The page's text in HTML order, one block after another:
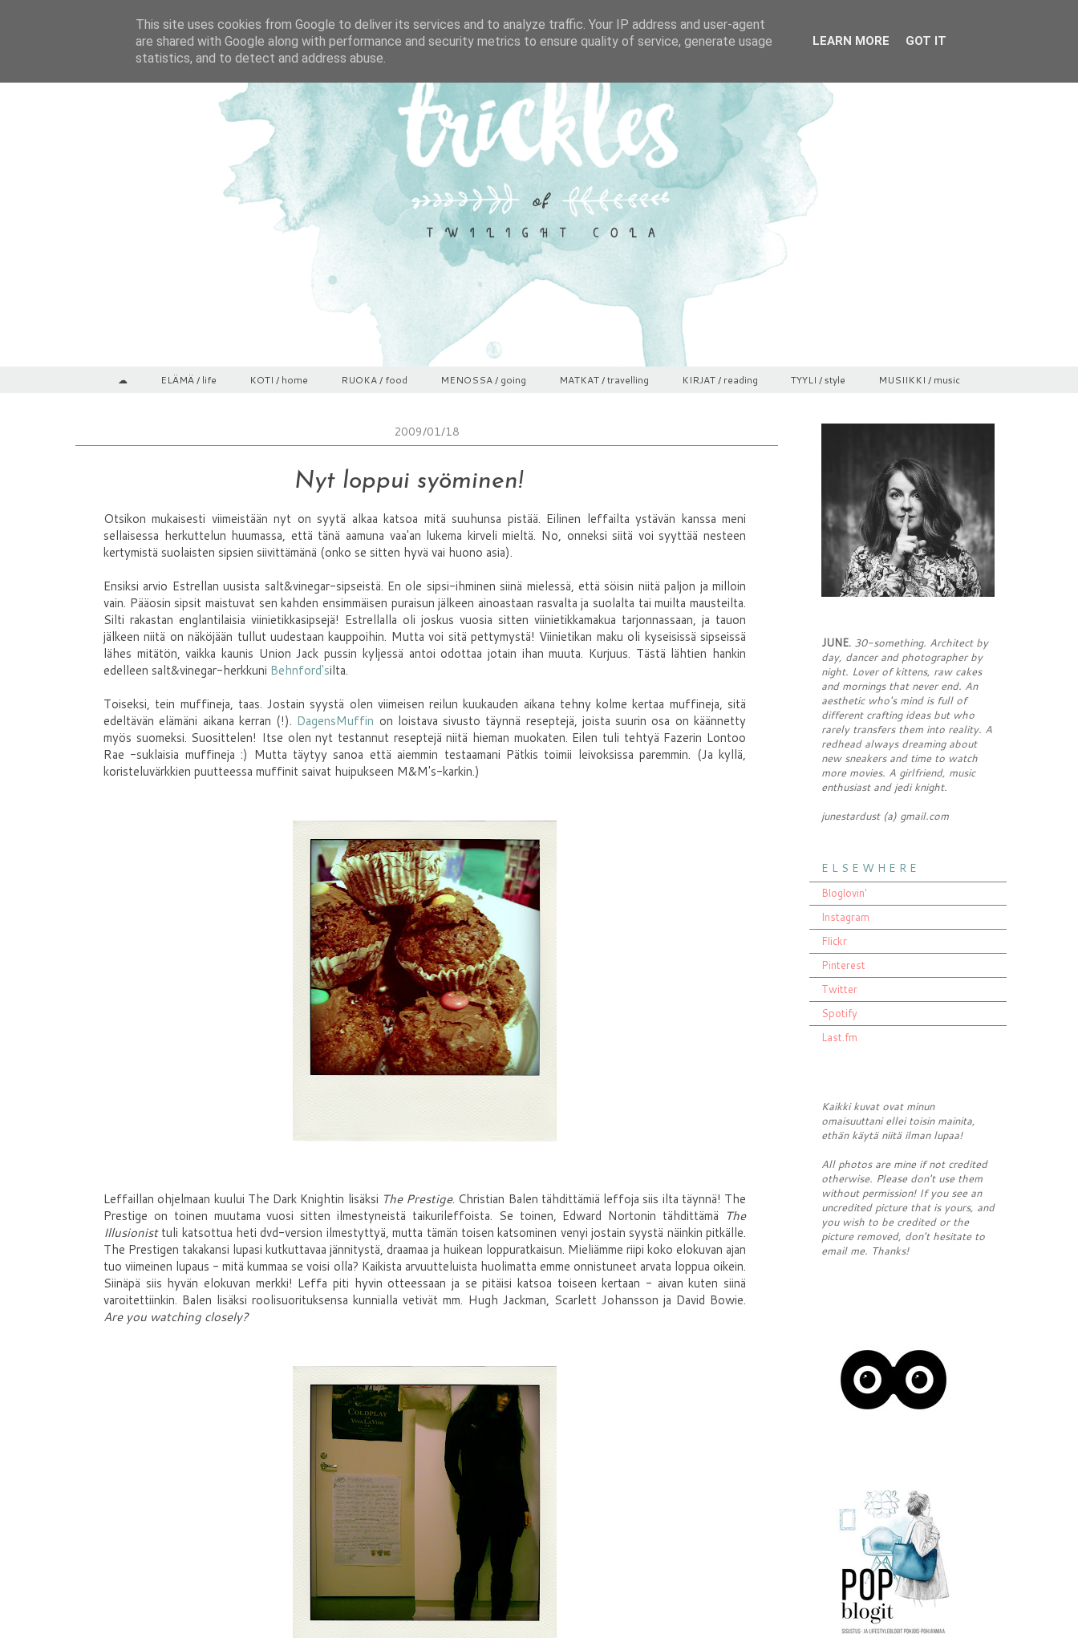
☁ ELÄMÄ / life KOTI / home RUOKA / food MENOSSA / going MATKAT / travelling KIRJAT / reading TYYLI / style MUSIIKKI / music
2009/01/18
Nyt loppui syöminen!
Otsikon mukaisesti viimeistään nyt on syytä alkaa katsoa mitä suuhunsa pistää. Eilinen leffailta ystävän kanssa meni
sellaisessa herkuttelun huumassa, että tänä aamuna vaa'an lukema kirveli mieltä. No, onneksi siitä voi syyttää nesteen
kertymistä suolaisten sipsien siivittämänä (onko se sitten hyvä vai huono asia).
Ensiksi arvio Estrellan uusista salt&vinegar-sipseistä. En ole sipsi-ihminen siinä mielessä, että söisin niitä paljon ja milloin
vain. Pääosin sipsit maistuvat sen kahden ensimmäisen puraisun jälkeen ainoastaan rasvalta ja suolalta tai muilta mausteilta.
Silti rakastan englantilaisia viinietikkasipsejä! Estrellalla oli joskus vuosia sitten viinietikkamakua tarjonnassaan, ja tauon
jälkeen niitä on näköjään tullut uudestaan kauppoihin. Mutta voi sitä pettymystä! Viinietikan maku oli kyseisissä sipseissä
lähes mitätön, vaikka kaunis Union Jack pussin kyljessä antoi odottaa jotain ihan muuta. Kurjuus. Tästä lähtien hankin
edelleen salt&vinegar-herkkuni Behnford'silta.
Toiseksi, tein muffineja, taas. Jostain syystä olen viimeisen reilun kuukauden aikana tehny kolme kertaa muffineja, sitä
edeltävän elämäni aikana kerran (!). DagensMuffin on loistava sivusto täynnä reseptejä, joista suurin osa on käännetty
myös suomeksi. Suosittelen! Itse olen nyt testannut reseptejä niitä hieman muokaten. Eilen tuli tehtyä Fazerin Lontoo
Rae -suklaisia muffineja :) Mutta täytyy sanoa että aiemmin testaamani Pätkis toimii leivoksissa paremmin. (Ja kyllä,
koristeluvärkkien puutteessa muffinit saivat huipukseen M&M's-karkin.)
Leffaillan ohjelmaan kuului The Dark Knightin lisäksi The Prestige. Christian Balen tähdittämiä leffoja siis ilta täynnä! The
Prestige on toinen muutama vuosi sitten ilmestyneistä taikurileffoista. Se toinen, Edward Nortonin tähdittämä The
Illusionisttuli katsottua heti dvd-version ilmestyttyä, mutta tämän toisen katsominen venyi jostain syystä näinkin pitkälle.
The Prestigen takakansi lupasi kutkuttavaa jännitystä, draamaa ja huikean loppuratkaisun. Mieliämme riipi koko elokuvan ajan
tuo viimeinen lupaus - mitä kummaa se voisi olla? Kaikista arvuutteluista huolimatta emme onnistuneet arvata loppua oikein.
Siinäpä siis hyvän elokuvan merkki! Leffa piti hyvin otteessaan ja se pitäisi katsoa toiseen kertaan - aivan kuten siinä
varoitettiinkin. Balen lisäksi roolisuorituksensa kunnialla vetivät mm. Hugh Jackman, Scarlett Johansson ja David Bowie.
Are you watching closely?
JUNE. 30-something. Architect by
day, dancer and photographer by
night. Lover of kittens, raw cakes
and mornings that never end. An
aesthetic who's mind is full of
different crafting ideas but who
rarely transfers them into reality. A
redhead always dreaming about
new sneakers and time to watch
more movies. A girlfriend, music
enthusiast and jedi knight.
junestardust (a) gmail.com
E L S E W H E R E
Bloglovin'
Instagram
Flickr
Pinterest
Twitter
Spotify
Last.fm
Kaikki kuvat ovat minun
omaisuuttani ellei toisin mainita,
ethän käytä niitä ilman lupaa!
All photos are mine if not credited
otherwise. Please don't use them
without permission! If you see an
uncredited picture that is yours, and
you wish to be credited or the
picture removed, don't hesitate to
email me. Thanks!
This site uses cookies from Google to deliver its services and to analyze traffic. Your IP address and user-agent
are shared with Google along with performance and security metrics to ensure quality of service, generate usage
statistics, and to detect and address abuse.
LEARN MORE GOT IT